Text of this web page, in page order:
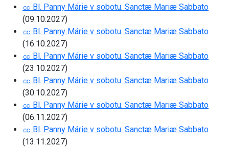
㏄ Bl. Panny Márie v sobotu. Sanctæ Mariæ Sabbato
(09.10.2027)
㏄ Bl. Panny Márie v sobotu. Sanctæ Mariæ Sabbato
(16.10.2027)
㏄ Bl. Panny Márie v sobotu. Sanctæ Mariæ Sabbato
(23.10.2027)
㏄ Bl. Panny Márie v sobotu. Sanctæ Mariæ Sabbato
(30.10.2027)
㏄ Bl. Panny Márie v sobotu. Sanctæ Mariæ Sabbato
(06.11.2027)
㏄ Bl. Panny Márie v sobotu. Sanctæ Mariæ Sabbato
(13.11.2027)